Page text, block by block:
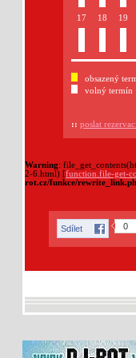
17 18 19
obsazený
volný termín
:: poslat
Warning:
2-6.html) [function.file-get-
rot.cz/funkce/
Sdílet 0